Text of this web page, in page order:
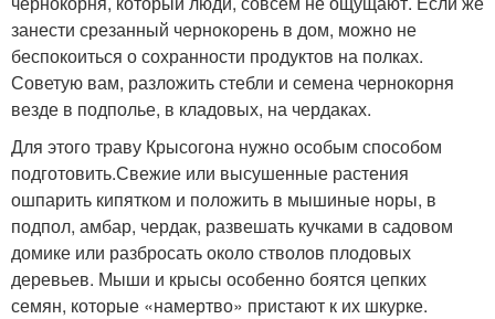
занести срезанный чернокорень в дом, можно не
беспокоиться о сохранности продуктов на полках.
Советую вам, разложить стебли и семена чернокорня
везде в подполье, в кладовых, на чердаках.
Для этого траву Крысогона нужно особым способом
подготовить.Свежие или высушенные растения
ошпарить кипятком и положить в мышиные норы, в
подпол, амбар, чердак, развешать кучками в садовом
домике или разбросать около стволов плодовых
деревьев. Мыши и крысы особенно боятся цепких
семян, которые «намертво» пристают к их шкурке.